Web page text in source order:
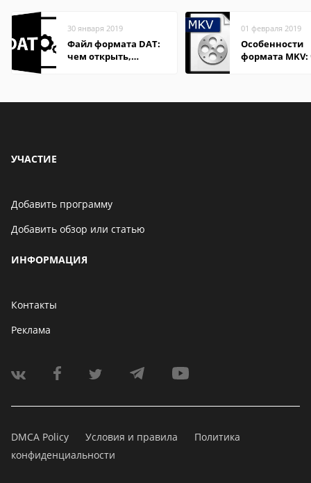
30 января 2019
Файл формата DAT:
чем открыть,
01 февраля 2019
Особенности
формата
УЧАСТИЕ
Добавить программу
Добавить обзор или статью
ИНФОРМАЦИЯ
Контакты
Реклама
DMCA Policy Условия и правила
Политика
конфиденциальности